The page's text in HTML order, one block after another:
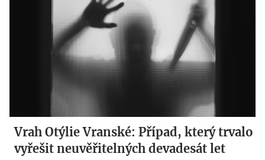
Vrah Otýlie Vranské: Případ, který trvalo
vyřešit neuvěřitelných devadesát let